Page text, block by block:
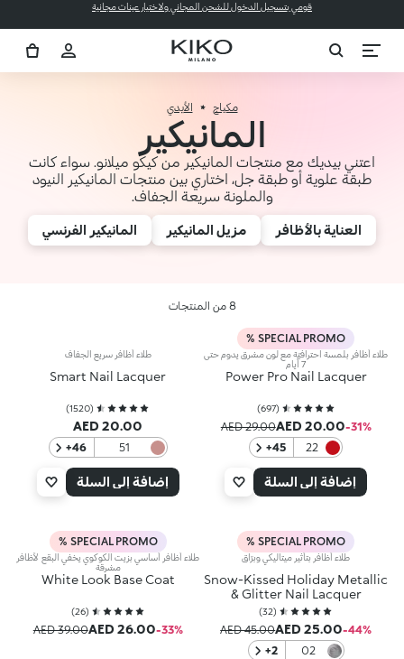
قومي بتسجيل الدخول للشحن المجاني ولاختيار عينات مجانية
مكياج الأيدي
المانيكير
اعتني بيديك مع منتجات المانيكير من كيكو ميلانو. سواء كانت
طبقة علوية أو طبقة جل، اختاري بين منتجات المانيكير النيود
والملونة سريعة الجفاف.
العناية بالأظافر مزيل المانيكير المانيكير الفرنسي
8 من المنتجات
SPECIAL PROMO %
طلاء أظافر بلمسة احترافيّة مع لون مشرق يدوم حتى
7 أيام
Power Pro Nail Lacquer
(
697
)
‎-31‎%‎
AED 20.00
AED 29.00
22
‎+45
إضافة إلى السلة
طلاء أظافر سريع الجفاف
Smart Nail Lacquer
(
1520
)
AED 20.00
51
Medium
Nude
‎+46
إضافة إلى السلة
SPECIAL PROMO %
طلاء أظافر بتأثير ميتاليكي وبرّاق
Snow-Kissed Holiday Metallic
& Glitter Nail Lacquer
(
32
)
‎-44‎%‎
AED 25.00
AED 45.00
02
‎+2
SPECIAL PROMO %
طلاء أظافر أساسي بزيت الكوكوي يخفي البقع لأظافر
مشرقة
White Look Base Coat
(
26
)
‎-33‎%‎
AED 26.00
AED 39.00